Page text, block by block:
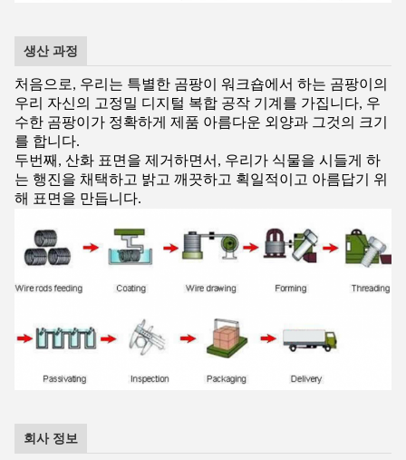
생산 과정
처음으로, 우리는 특별한 곰팡이 워크숍에서 하는 곰팡이의
우리 자신의 고정밀 디지털 복합 공작 기계를 가집니다, 우
수한 곰팡이가 정확하게 제품 아름다운 외양과 그것의 크기
를 합니다.
두번째, 산화 표면을 제거하면서, 우리가 식물을 시들게 하
는 행진을 채택하고 밝고 깨끗하고 획일적이고 아름답기 위
해 표면을 만듭니다.
회사 정보